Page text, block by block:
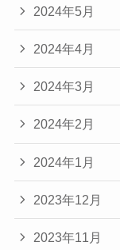
2024年5月
2024年4月
2024年3月
2024年2月
2024年1月
2023年12月
2023年11月